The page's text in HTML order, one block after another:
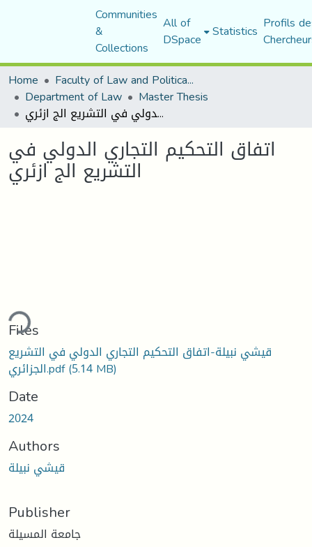
Communities
&
Collections
All of
DSpace Statistics Profils
Home
Faculty of Law and Political Science
Department of Law Master Thesis
اتفاق التحكيم التجاري الدولي في التشريع الج ازئري
اتفاق التحكيم التجاري الدولي في
التشريع الج ازئري
Files
قيشي نبيلة-اتفاق التحكيم التجاري الدولي في التشريع
الجزائري.pdf(5.14 MB)
Date
2024
Authors
قيشي نبيلة
Publisher
جامعة المسيلة